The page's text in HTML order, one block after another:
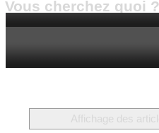
Vous cherchez quoi ?